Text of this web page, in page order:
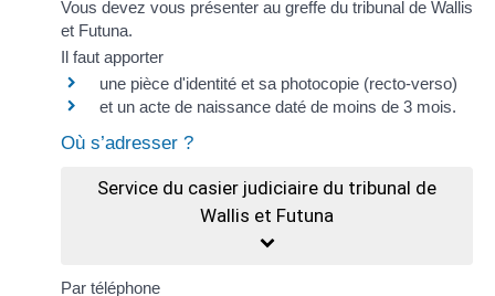
Vous devez vous présenter au greffe du tribunal de Wallis
et Futuna.
Il faut apporter
une pièce d'identité et sa photocopie (recto-verso)
et un acte de naissance daté de moins de 3 mois.
Où s’adresser ?
Service du casier judiciaire du tribunal de
Wallis et Futuna
Par téléphone